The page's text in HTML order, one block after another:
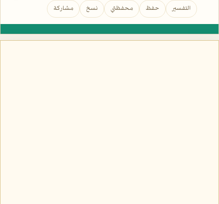
التفسير حفظ محفظتي نسخ مشاركة